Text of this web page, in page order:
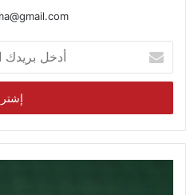
بريدك
الإلكتروني